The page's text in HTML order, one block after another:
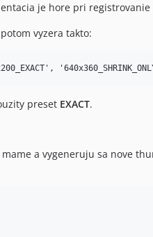
je hore pri
vyzera takto:
preset EXACT.
a vygeneruju sa nove